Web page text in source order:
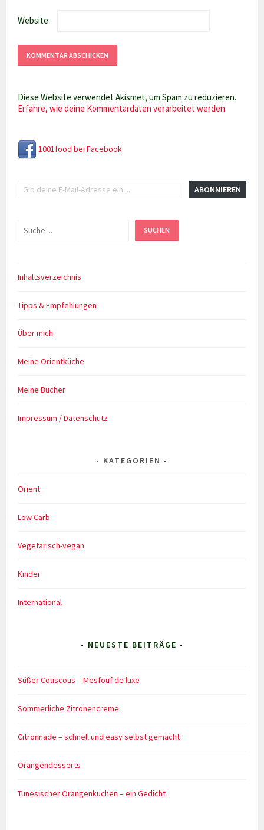
Website
Diese Website verwendet Akismet, um Spam zu reduzieren.
Erfahre, wie deine Kommentardaten verarbeitet werden.
1001food bei Facebook
ABONNIEREN
Suchen SUCHEN
Inhaltsverzeichnis
Tipps & Empfehlungen
Über mich
Meine Orientküche
Meine Bücher
Impressum / Datenschutz
KATEGORIEN
Orient
Low Carb
Vegetarisch-vegan
Kinder
International
- NEUESTE BEITRÄGE -
Süßer Couscous – Mesfouf de luxe
Sommerliche Zitronencreme
Citronnade – schnell und easy selbst gemacht
Orangendesserts
Tunesischer Orangenkuchen – ein Gedicht